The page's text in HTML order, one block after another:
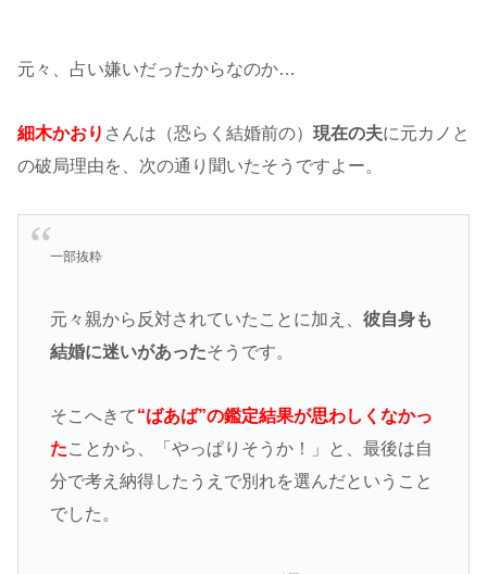
元々、占い嫌いだったからなのか…
細木かおり さんは（恐らく結婚前の） 現在の夫に元カノと
の破局理由を、次の通り聞いたそうですよー。
一部抜粋
元々親から反対されていたことに加え、 彼自身も
結婚に迷いがあったそうです。
そこへきて“ばあば”の鑑定結果が思わしくなかっ
たことから、「やっぱりそうか！」と、最後は自
分で考え納得したうえで別れを選んだということ
でした。